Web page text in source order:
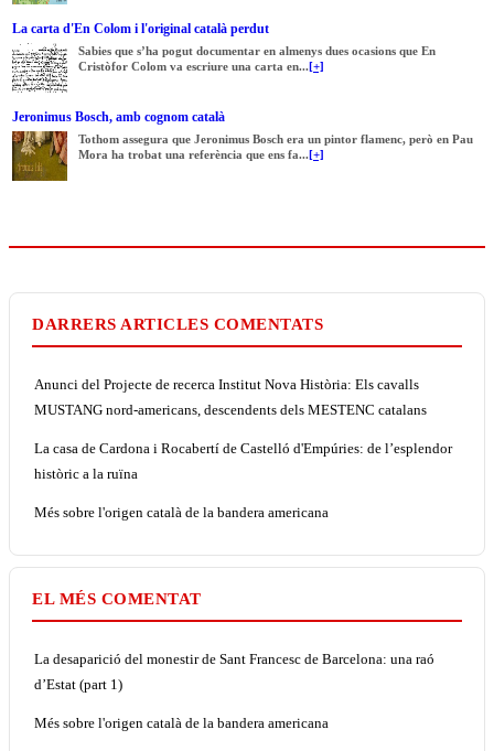
La carta d'En Colom i l'original català perdut
Sabies que s’ha pogut documentar en almenys dues ocasions que En
Cristòfor Colom va escriure una carta en...[+]
Jeronimus Bosch, amb cognom català
Tothom assegura que Jeronimus Bosch era un pintor flamenc, però en Pau
Mora ha trobat una referència que ens fa...[+]
DARRERS ARTICLES COMENTATS
Anunci del Projecte de recerca Institut Nova Història: Els cavalls
MUSTANG nord-americans, descendents dels MESTENC catalans
La casa de Cardona i Rocabertí de Castelló d'Empúries: de l’esplendor
històric a la ruïna
Més sobre l'origen català de la bandera americana
EL MÉS COMENTAT
La desaparició del monestir de Sant Francesc de Barcelona: una raó
d’Estat (part 1)
Més sobre l'origen català de la bandera americana